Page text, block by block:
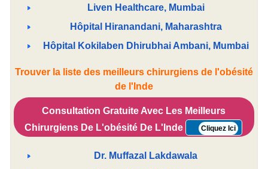
Liven Healthcare, Mumbai
Hôpital Hiranandani, Maharashtra
Hôpital Kokilaben Dhirubhai Ambani, Mumbai
Trouver la liste des meilleurs chirurgiens de l'obésité
de l'Inde
Consultation Gratuite Avec Les Meilleurs
Chirurgiens De L'obésité De L'Inde
Cliquez Ici
Dr. Muffazal Lakdawala